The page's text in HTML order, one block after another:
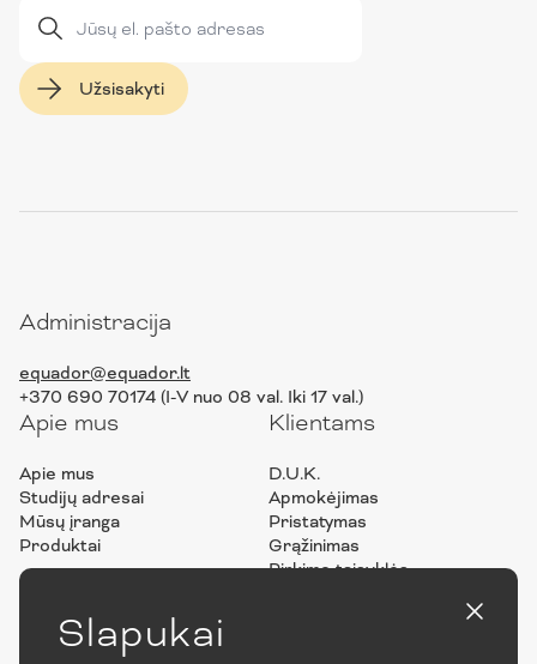
Slapukai
Užsisakyti
Administracija
equador@equador.lt
+370 690 70174 (I-V nuo 08 val. Iki 17 val.)
Apie mus
Apie mus
Studijų adresai
Mūsų įranga
Produktai
Klientams
D.U.K.
Apmokėjimas
Pristatymas
Grąžinimas
Pirkimo taisyklės